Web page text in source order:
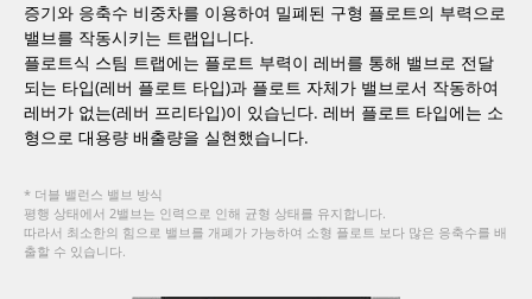
증기와 응축수 비중차를 이용하여 밀폐된 구형 플로트의 부력으로
밸브를 작동시키는 트랩입니다.
플로트식 스팀 트랩에는 플로트 부력이 레버를 통해 밸브로 전달
되는 타입(레버 플로트 타입)과 플로트 자체가 밸브로서 작동하여
레버가 없는(레버 프리타입)이 있습닌다. 레버 플로트 타입에는 소
형으로 대용량 배출량을 실현했습니다.
* 더블 밸런스 밸브 방식
평행 상태에서 2밸브는 인력으로 인해 균형 상태를 유지합니다.
따라서 최소한의 힘으로 밸브를 개폐가 가능하여 소형 플로트 보다 많은 응축수를 배
출할 수 있습니다.